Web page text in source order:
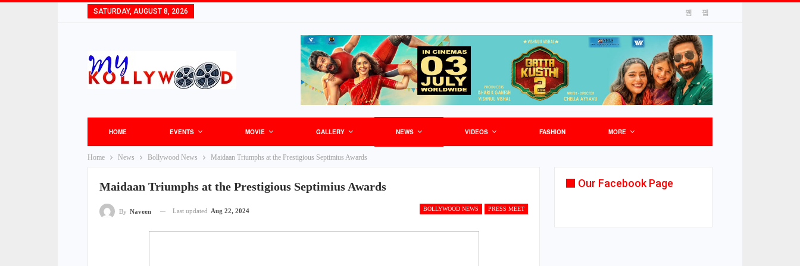
SATURDAY, AUGUST 8, 2026
HOME EVENTS MOVIE GALLERY NEWS VIDEOS FASHION MORE
Home News Bollywood News Maidaan Triumphs at the Prestigious Septimius Awards
Maidaan Triumphs at the Prestigious Septimius Awards
BOLLYWOOD NEWS PRESS MEET
By Naveen Last updated Aug 22, 2024
Our Facebook Page